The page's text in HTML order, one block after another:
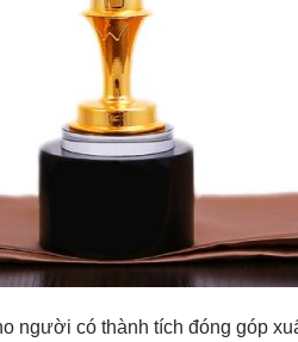
người có thành tích đóng góp